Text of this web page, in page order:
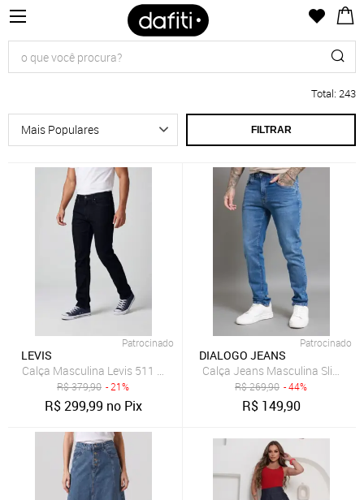
Total: 243
FILTRAR
Patrocinado
LEVIS
Calça Masculina Levis 511 Slim Azul
R$379,90 - 21%
R$299,99 no Pix
Patrocinado
DIALOGO JEANS
Calça Jeans Masculina Slim Fit
R$269,90 - 44%
R$ 149,90